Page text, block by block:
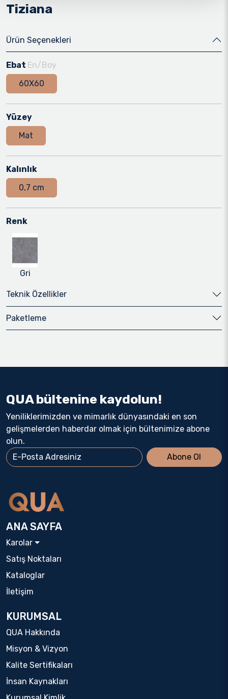
Tiziana
Ürün Seçenekleri
Ebat En/Boy
60X60
Yüzey
Mat
Kalınlık
0,7 cm
Renk
Gri
Teknik Özellikler
Paketleme
QUA bültenine kaydolun!
Yeniliklerimizden ve mimarlık dünyasındaki en son
gelişmelerden haberdar olmak için bültenimize abone
olun.
Abone Ol
ANA SAYFA
Karolar
Satış Noktaları
Kataloglar
İletişim
KURUMSAL
QUA Hakkında
Misyon & Vizyon
Kalite Sertifikaları
İnsan Kaynakları